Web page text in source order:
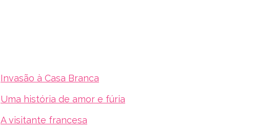
Invasão à Casa Branca
Uma história de amor e fúria
A visitante francesa